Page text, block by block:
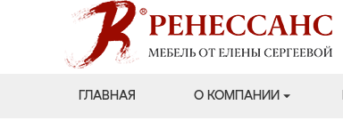
ГЛАВНАЯ О КОМПАНИИ